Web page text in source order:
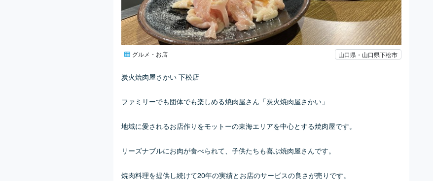
グルメ・お店 山口県・山口県下松市
炭火焼肉屋さかい 下松店
ファミリーでも団体でも楽しめる焼肉屋さん「炭火焼肉屋さかい」
地域に愛されるお店作りをモットーの東海エリアを中心とする焼肉屋です。
リーズナブルにお肉が食べられて、子供たちも喜ぶ焼肉屋さんです。
焼肉料理を提供し続けて20年の実績とお店のサービスの良さが売りです。